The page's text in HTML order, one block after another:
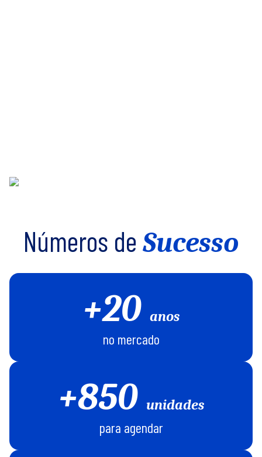
Números de Sucesso
+20 anos
no mercado
+850 unidades
para agendar